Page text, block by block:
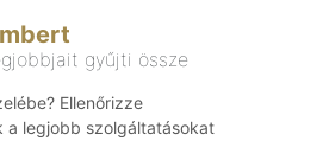
gyűjti össze
Ellenőrizze
a legjobb szolgáltatásokat